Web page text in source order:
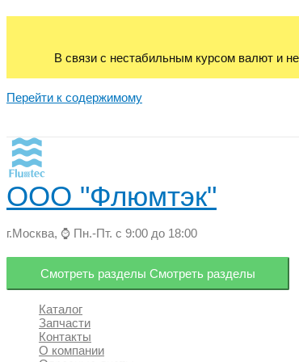
В связи с нестабильным курсом валют и
Перейти к содержимому
ООО "Флюмтэк"
г.Москва, ⌚ Пн.-Пт. с 9:00 до 18:00
Смотреть разделы Смотреть разделы
Каталог
Запчасти
Контакты
О компании